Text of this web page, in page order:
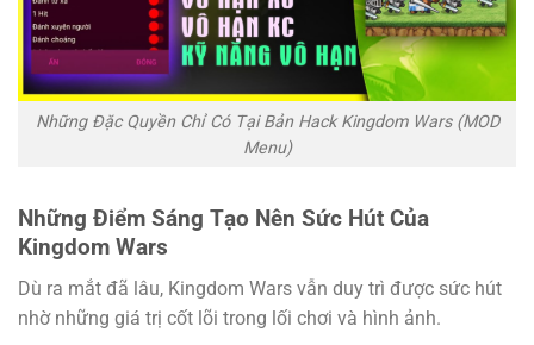
Những Đặc Quyền Chỉ Có Tại Bản Hack Kingdom Wars (MOD
Menu)
Những Điểm Sáng Tạo Nên Sức Hút Của
Kingdom Wars
Dù ra mắt đã lâu, Kingdom Wars vẫn duy trì được sức hút
nhờ những giá trị cốt lõi trong lối chơi và hình ảnh.